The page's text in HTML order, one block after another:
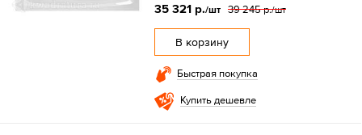
35 321 р./шт 39 245 р./шт
В корзину
Быстрая покупка
Купить дешевле